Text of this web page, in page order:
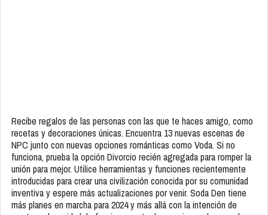
Recibe regalos de las personas con las que te haces amigo, como
recetas y decoraciones únicas. Encuentra 13 nuevas escenas de
NPC junto con nuevas opciones románticas como Voda. Si no
funciona, prueba la opción Divorcio recién agregada para romper la
unión para mejor. Utilice herramientas y funciones recientemente
introducidas para crear una civilización conocida por su comunidad
inventiva y espere más actualizaciones por venir. Soda Den tiene
más planes en marcha para 2024 y más allá con la intención de